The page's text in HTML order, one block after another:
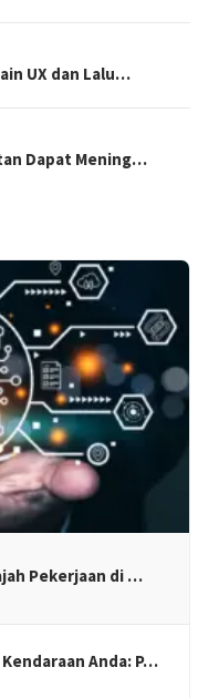
UX dan Lalu…
Dapat Mening…
Pekerjaan di …
Anda: P…